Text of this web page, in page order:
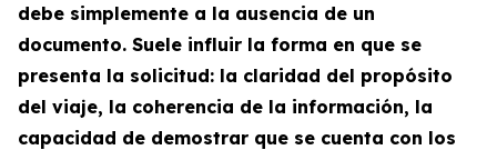
debe simplemente a la ausencia de un
documento. Suele influir la forma en que se
presenta la solicitud: la claridad del propósito
del viaje, la coherencia de la información, la
capacidad de demostrar que se cuenta con los